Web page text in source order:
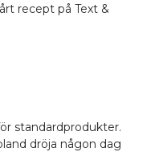
recept på Text &
standardprodukter.
dröja någon dag